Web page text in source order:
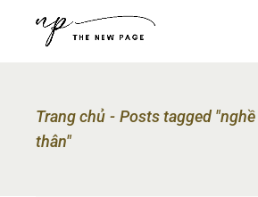
Trang chủ
Posts tagged
thân"